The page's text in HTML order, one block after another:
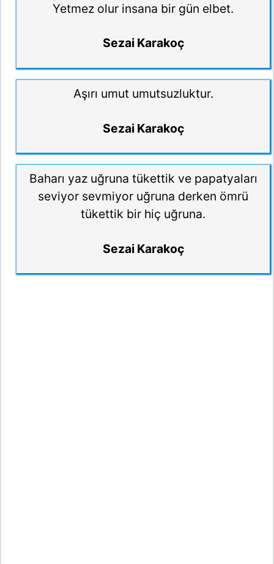
Yetmez olur insana bir gün elbet.
Sezai Karakoç
Aşırı umut umutsuzluktur.
Sezai Karakoç
Baharı yaz uğruna tükettik ve papatyaları
seviyor sevmiyor uğruna derken ömrü
tükettik bir hiç uğruna.
Sezai Karakoç